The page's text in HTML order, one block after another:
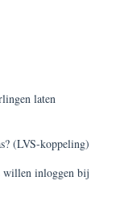
laten
(LVS-koppeling)
willen inloggen bij